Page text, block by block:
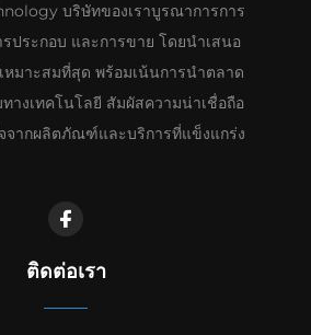
บริษัทของเราบูรณาการการ
ประกอบ และการขาย โดยนำเสนอ
มาะสมที่สุด พร้อมเน้นการนำตลาด
างเทคโนโลยี สัมผัสความน่าเชื่อถือ
จากผลิตภัณฑ์และบริการที่แข็งแกร่ง
ติดต่อเรา